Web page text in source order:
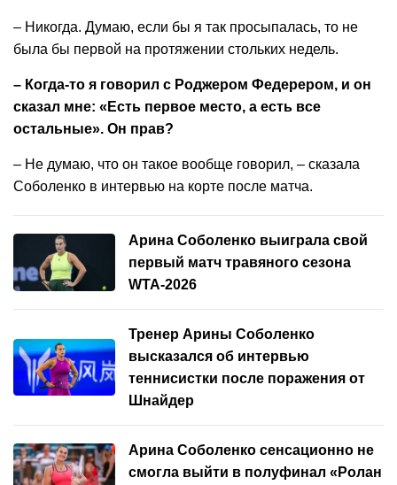
– Никогда. Думаю, если бы я так просыпалась, то не
была бы первой на протяжении стольких недель.
– Когда-то я говорил с Роджером Федерером, и он
сказал мне: «Есть первое место, а есть все
остальные». Он прав?
– Не думаю, что он такое вообще говорил, – сказала
Соболенко в интервью на корте после матча.
Арина Соболенко выиграла свой
первый матч травяного сезона
WTA-2026
Тренер Арины Соболенко
высказался об интервью
теннисистки после поражения от
Шнайдер
Арина Соболенко сенсационно не
смогла выйти в полуфинал «Ролан